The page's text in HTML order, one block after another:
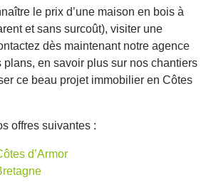
le prix d’une maison en bois à
et sans surcoût), visiter une
dès maintenant notre agence
plans, en savoir plus sur nos chantiers
ce beau projet immobilier en Côtes
offres suivantes :
d’Armor